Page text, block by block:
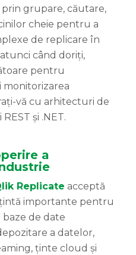
grupare, căutare,
cheie pentru a
de replicare în
când doriți,
pentru
monitorizarea
vă cu arhitecturi de
și .NET.
a
Replicate acceptă
importante pentru
de date
a datelor,
ținte cloud și